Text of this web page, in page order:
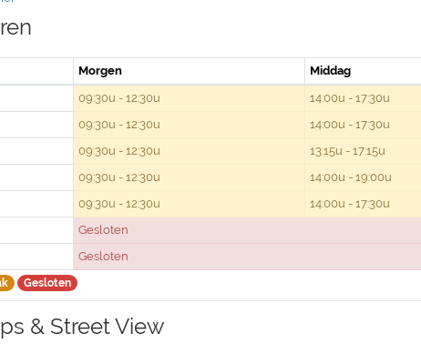
Morgen
Middag
09:30u - 12:30u
14:00u - 17:30u
09:30u - 12:30u
14:00u - 17:30u
09:30u - 12:30u
13:15u - 17:15u
09:30u - 12:30u
14:00u - 19:00u
09:30u - 12:30u
14:00u - 17:30u
Gesloten
Gesloten
Gesloten
& Street View